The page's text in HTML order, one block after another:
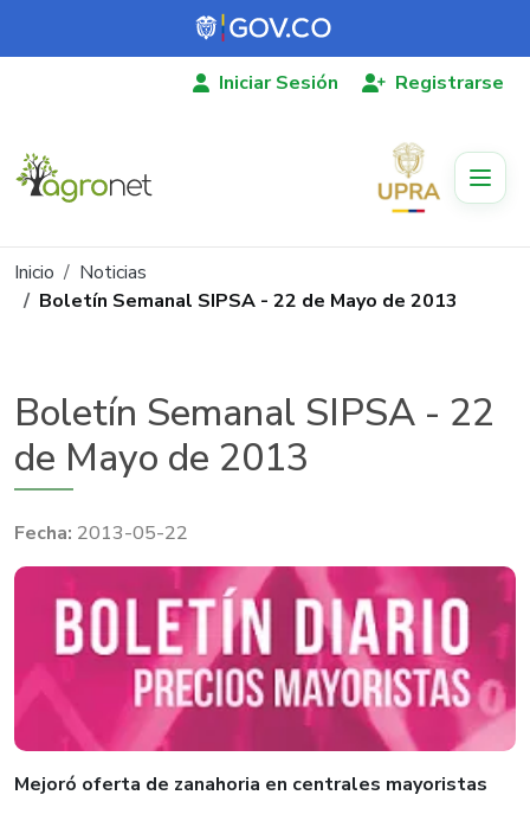
Pasar al contenido principal
Iniciar Sesión Registrarse
Ruta de navegación
Inicio
Noticias
Boletín Semanal SIPSA - 22 de Mayo de 2013
Boletín Semanal SIPSA - 22
de Mayo de 2013
2013-05-22
​Mejoró oferta de zanahoria en centrales mayoristas